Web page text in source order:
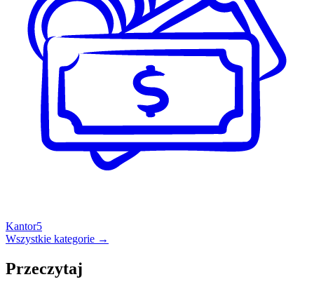
Kantor5
Wszystkie kategorie →
Przeczytaj